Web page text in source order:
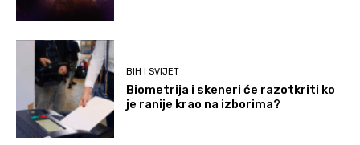
BIH I SVIJET
Biometrija i skeneri će razotkriti ko
je ranije krao na izborima?